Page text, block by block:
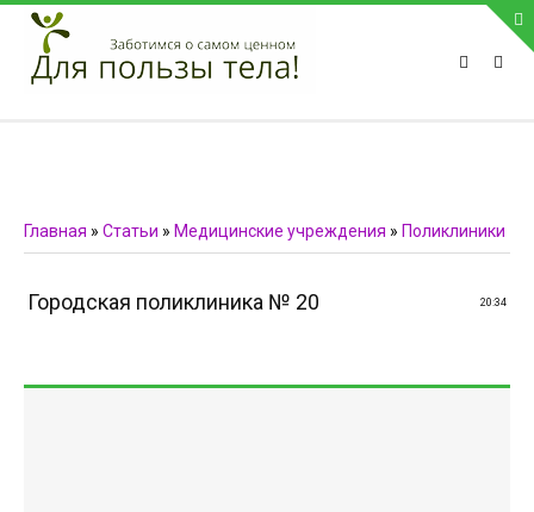
ПРИВЕТСТВУЕМ НА НАШЕМ САЙТЕ
Блок скоро обновится
Телефон:
Главная » Статьи » Медицинские учреждения » Поликлиники
20:34
Городская поликлиника № 20